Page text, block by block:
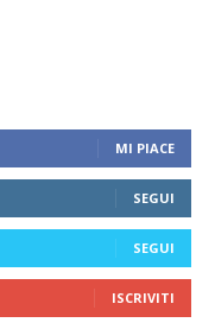
MI PIACE
SEGUI
SEGUI
ISCRIVITI